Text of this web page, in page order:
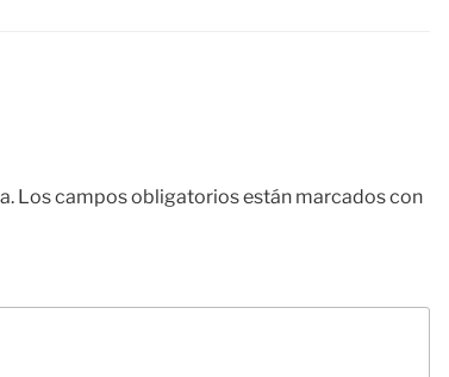
Los campos obligatorios están marcados con